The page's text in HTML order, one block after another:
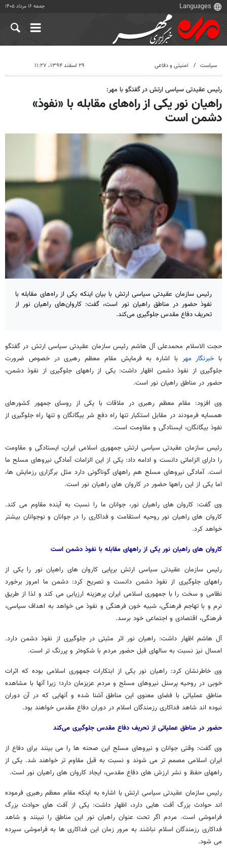
جمعه ۱۶ مرداد ۱۴۰۵
سیاست امنیتی و دفاعی ۲۹ اسفند ۱۳۹۴، ۱۱:۲۷
رئیس عقیدتی سیاسی ارتش در گفتگو با مهر:
راهیان نور یکی از راه‌های مقابله با «نفوذ»
دشمن است
رئیس سازمان عقیدتی سیاسی ارتش با بیان اینکه یکی از راه‌های مقابله با
نفوذ حضور در مناطق راهیان نور است، گفت: کاروان‌های راهیان نور از
تحریف دفاع مقدس جلوگیری می‌کند.
حجت الاسلام محمدعلی آل هاشم رئیس سازمان عقیدتی سیاسی ارتش در گفتگو
با خبرنگار مهر با اشاره به فرمایش مقام معظم رهبری در خصوص ضرورت
جلوگیری از نفوذ دشمن اظهار داشت: یکی از راههای جلوگیری از نفوذ دشمن،
حضور در مناطق راهیان نور است.
وی افزود: مقام معظم رهبری در ملاقات با یکی از روسای جمهور کشورهای
همسایه فرمودند در مقابل استکبار تنها راه دفع شر بیگانگان و تنها راه جلوگیری از
نفوذ بیگانگان، ایستادگی و مقاومت است.
رئیس سازمان عقیدتی سیاسی ارتش جمهوری اسلامی ایران، ایستادگی و مقاومت
را دارای الزاماتی دانست و ادامه داد: یکی از این الزامات آمادگی نیروهای مسلح ما
است. آمادگی نیروهای مسلح هم راههای گوناگونی دارد مثل برگزاری رزمایش ها،
اما یکی از این راهها حضور در کاروان های راهیان نور است.
وی گفت: کاروان های راهیان نور، جوانان ما را نسبت به آینده مقاوم می کند.
کاروان های راهیان نور روحیه استقامت و فداکاری را در جوانان و نوجوانان بیشتر
خواهد کرد.
کاروان های راهیان نور یکی از راههای مقابله با نفوذ دشمن است
رئیس سازمان عقیدتی سیاسی ارتش برپایی کاروان های راهیان نور را یکی از
راههای جلوگیری از نفوذ دشمن دانست و تصریح کرد: دشمن ما امروز برخورد
نظامی و سخت را با جمهوری اسلامی ایران پرهزینه ارزیابی می کند و لذا از طریق
نرم و با تهاجم فرهنگی، شبیه خون فرهنگی و نفوذ می خواهد به اهداف سیاسی،
فرهنگی، اقتصادی و اجتماعی خود برسد.
آل هاشم اظهار داشت: راهیان نور اثر مثبتی در جلوگیری از نفوذ دشمن دارد.
امسال نیز نسبت به سالهای قبل حضور مردم با شکوه‌تر و پررنگ تر است.
وی خاطرنشان کرد: راهیان نور یکی از ابتکارات جمهوری اسلامی بوده که اثرات
خوبی در روحیه پرسنل نیروهای مسلح و مردم عزیزمان دارد؛ زیرا آنها با مشاهده
مناطق عملیاتی با فضای معنوی این مناطق آشنا شده و آنهایی که در آن دوران
نبوده اند شاهد فداکاری رزمندگان اسلام در دوران دفاع مقدس خواهند بود.
حضور در مناطق عملیاتی از تحریف دفاع مقدس جلوگیری می‌کند
وی گفت: وقتی جوانان و نیروهای مسلح این صحنه ها را می بینند برای دفاع از
ایران اسلامی مصمم تر می شوند و نسبت به قبل مقاوم تر خواهند شد. یکی از
راههای حفظ و نشر ارزش های دفاع مقدس، ایجاد کاروان های راهیان نور است.
رئیس سازمان عقیدتی سیاسی ارتش با اشاره به اینکه مقام معظم رهبری فرموده
اند حوادث بزرگ آفت هایی دارد، اظهار داشت: یکی از آفت های حوادث بزرگ
فراموشی است. مردم اگر تحت عنوان راهیان نور این مناطق را نبینند و شاهد
فداکاری رزمندگان اسلام نباشند به مرور زمان این فداکاری ها به فراموشی سپرده
می شود.